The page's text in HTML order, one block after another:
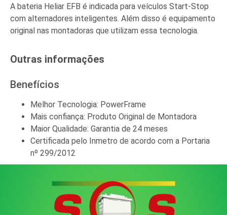
A bateria Heliar EFB é indicada para veículos Start-Stop
com alternadores inteligentes. Além disso é equipamento
original nas montadoras que utilizam essa tecnologia.
Outras informações​
Benefícios
Melhor Tecnologia: PowerFrame
Mais confiança: Produto Original de Montadora
Maior Qualidade: Garantia de 24 meses
Certificada pelo Inmetro de acordo com a Portaria
nº 299/2012